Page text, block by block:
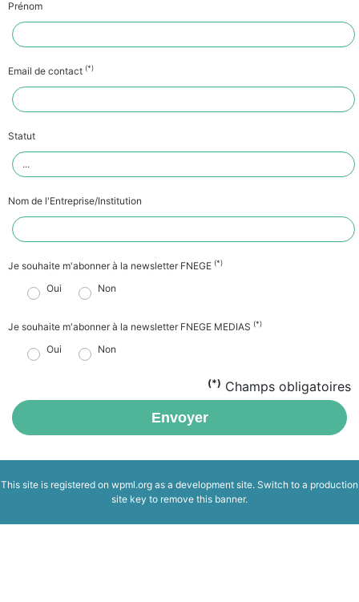
Prénom
Email de contact (*)
Statut
Nom de l'Entreprise/Institution
Je souhaite m'abonner à la newsletter FNEGE (*)
Oui Non
Je souhaite m'abonner à la newsletter FNEGE MEDIAS (*)
Oui Non
(*) Champs obligatoires
Envoyer
This site is registered on wpml.org as a development site. Switch to a production
site key to remove this banner.